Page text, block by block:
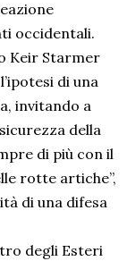
occidentali.
Keir Starmer
di una
invitando a
della
di più con il
rotte artiche”,
di una difesa
degli Esteri